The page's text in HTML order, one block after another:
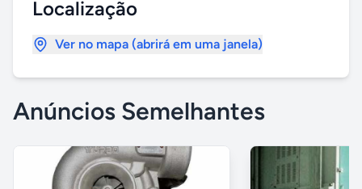
Localização
Ver no mapa (abrirá em uma janela)
Anúncios Semelhantes